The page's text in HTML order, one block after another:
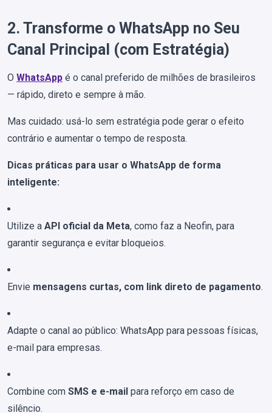
2. Transforme o WhatsApp no Seu
Canal Principal (com Estratégia)
O WhatsApp é o canal preferido de milhões de brasileiros
— rápido, direto e sempre à mão.
Mas cuidado: usá-lo sem estratégia pode gerar o efeito
contrário e aumentar o tempo de resposta.
Dicas práticas para usar o WhatsApp de forma
inteligente:
Utilize a API oficial da Meta, como faz a Neofin, para
garantir segurança e evitar bloqueios.
Envie mensagens curtas, com link direto de pagamento.
Adapte o canal ao público: WhatsApp para pessoas físicas,
e-mail para empresas.
Combine com SMS e e-mail para reforço em caso de
silêncio.